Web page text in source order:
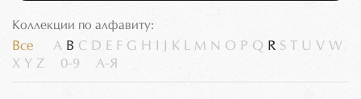
Коллекции по алфавиту:
Все A B C D E F G H K L M N O P Q R S U V W
X Y Z 0-9 А-Я